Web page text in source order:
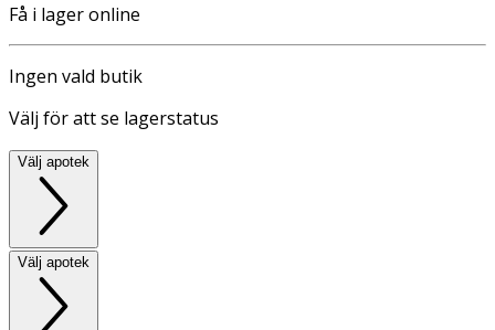
Få i lager online
Ingen vald butik
Välj för att se lagerstatus
Välj apotek
Välj apotek